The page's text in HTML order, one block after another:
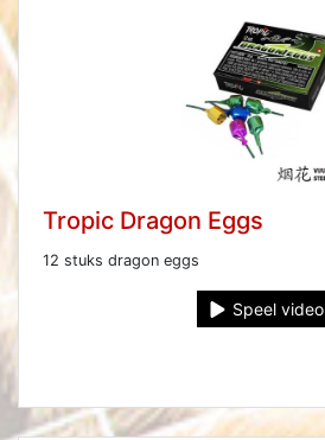
Tropic Dragon Eggs
12 stuks dragon eggs
Speel video